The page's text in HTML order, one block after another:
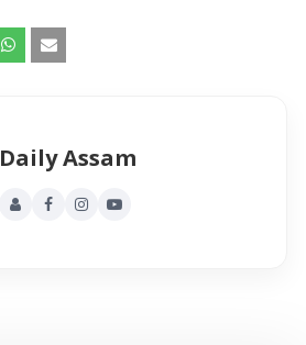
Daily Assam